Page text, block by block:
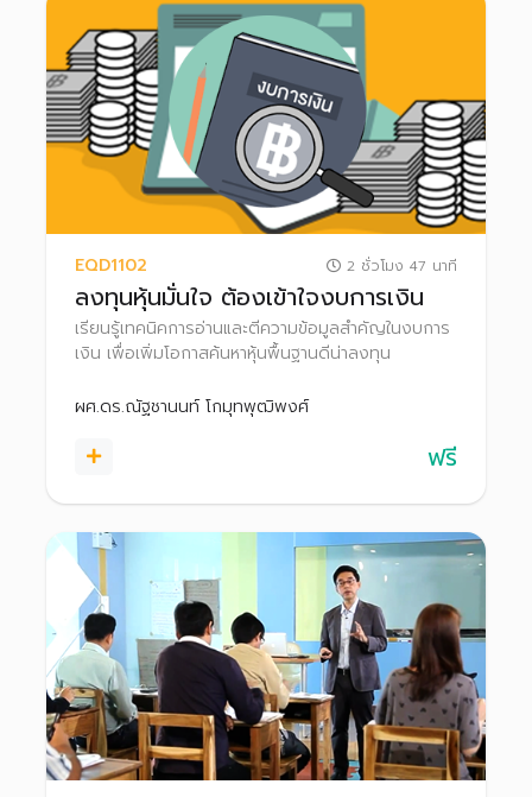
EQD1102 2 ชั่วโมง 47 นาที
ลงทุนหุ้นมั่นใจ ต้องเข้าใจงบการเงิน
เรียนรู้เทคนิคการอ่านและตีความข้อมูลสำคัญในงบการ
เงิน เพื่อเพิ่มโอกาสค้นหาหุ้นพื้นฐานดีน่าลงทุน
ผศ.ดร.ณัฐชานนท์ โกมุทพุฒิพงศ์
ฟรี